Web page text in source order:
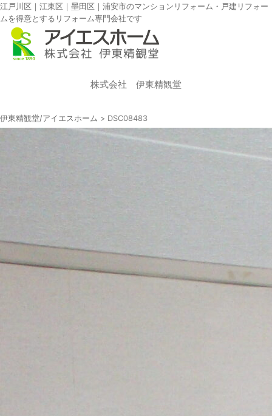
江戸川区｜江東区｜墨田区｜浦安市のマンションリフォーム・戸建リフォー
ムを得意とするリフォーム専門会社です
株式会社 伊東精観堂
伊東精観堂/アイエスホーム > DSC08483